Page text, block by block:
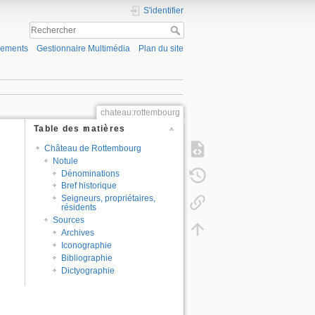
S'identifier
Gestionnaire Multimédia Plan du site
chateau:rottembourg
Table des matières
Château de Rottembourg
Notule
Dénominations
Bref historique
Seigneurs, propriétaires,
résidents
Sources
Archives
Iconographie
Bibliographie
Dictyographie